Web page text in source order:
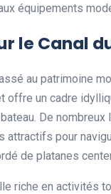
équipements
le Canal
au patrimoine
offre un cadre
De nombreux
attractifs pour
de platanes
riche en activités